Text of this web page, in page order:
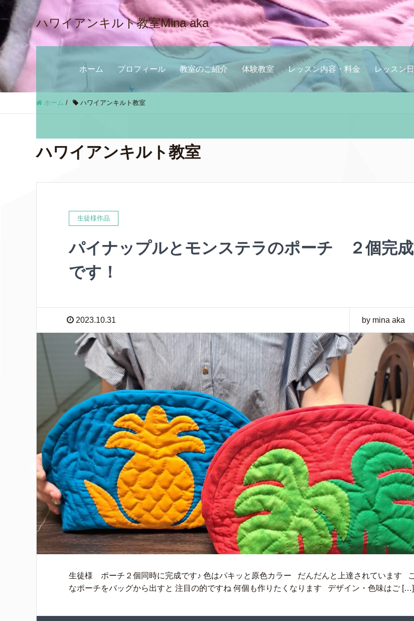
ハワイアンキルト教室Mina aka
ホーム プロフィール 教室のご紹介 体験教室 レッスン内容・料金 レッスン
ホーム / ハワイアンキルト教室
ハワイアンキルト教室
生徒様作品
パイナップルとモンステラのポーチ ２個完成
です！
2023.10.31 by mina aka
生徒様 ポーチ２個同時に完成です♪ 色はパキッと原色カラー だんだんと上達されています
なポーチをバッグから出すと 注目の的ですね 何個も作りたくなります デザイン・色味はご […]